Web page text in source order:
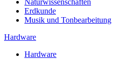
Erdkunde
Musik und Tonbearbeitung
Hardware
Hardware